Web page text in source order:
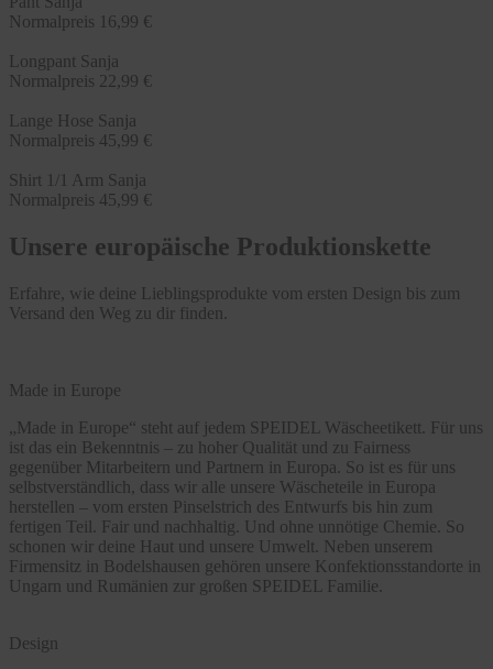
Normalpreis 16,99 €
Longpant Sanja
Normalpreis 22,99 €
Lange Hose Sanja
Normalpreis 45,99 €
Shirt 1/1 Arm Sanja
Normalpreis 45,99 €
Unsere europäische Produktionskette
Erfahre, wie deine Lieblingsprodukte vom ersten Design bis zum
Versand den Weg zu dir finden.
Made in Europe
„Made in Europe“ steht auf jedem SPEIDEL Wäscheetikett. Für uns
ist das ein Bekenntnis – zu hoher Qualität und zu Fairness
gegenüber Mitarbeitern und Partnern in Europa. So ist es für uns
selbstverständlich, dass wir alle unsere Wäscheteile in Europa
herstellen – vom ersten Pinselstrich des Entwurfs bis hin zum
fertigen Teil. Fair und nachhaltig. Und ohne unnötige Chemie. So
schonen wir deine Haut und unsere Umwelt. Neben unserem
Firmensitz in Bodelshausen gehören unsere Konfektionsstandorte in
Ungarn und Rumänien zur großen SPEIDEL Familie.
Design